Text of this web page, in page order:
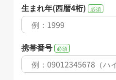
生まれ年(西暦4桁) 必須
携帯番号 必須